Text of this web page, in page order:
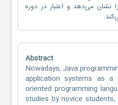
نشان می‌دهد و اعتبار در دوره
Abstract
Nowadays, Java
application systems as a
oriented programming
studies by novice